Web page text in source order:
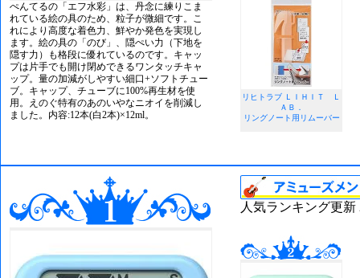
ぺんてるの「エフ水彩」は、丹念に練りこま
れている絵の具のため、粒子が微細です。こ
れにより高度な着色力、鮮やか発色を実現し
ます。絵の具の「のび」、隠ぺい力（下地を
隠す力）も格段に優れているのです。キャッ
プは片手でも開け閉めできるワンタッチキャ
ップ。量の加減がしやすい細口+ソフトチュー
ブ。キャップ、チューブに100%再生材を使
用。えのぐ特有のあのいやなニオイを削減し
ました。内容:12本(白2本)×12ml。
リヒトラブ ＬＩＨＩＴ Ｌ
ＡＢ．
リングノート用リムーバー
人気ランキング更新